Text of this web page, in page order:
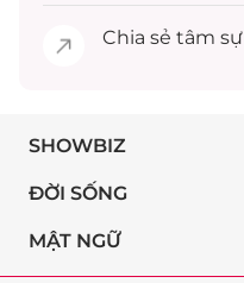
Chia sẻ tâm sự
SHOWBIZ
ĐỜI SỐNG
MẬT NGỮ